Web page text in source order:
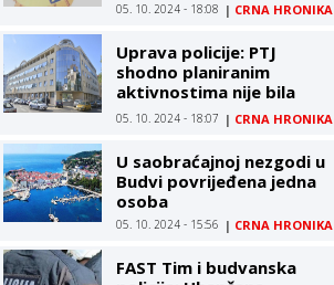
05. 10. 2024 - 18:08 | CRNA HRONIKA
Uprava policije: PTJ
shodno planiranim
aktivnostima nije bila
angažovana krajem
septembra na ispomoći
OB Cetinje
05. 10. 2024 - 18:07 | CRNA HRONIKA
U saobraćajnoj nezgodi u
Budvi povrijeđena jedna
osoba
05. 10. 2024 - 15:56 | CRNA HRONIKA
FAST Tim i budvanska